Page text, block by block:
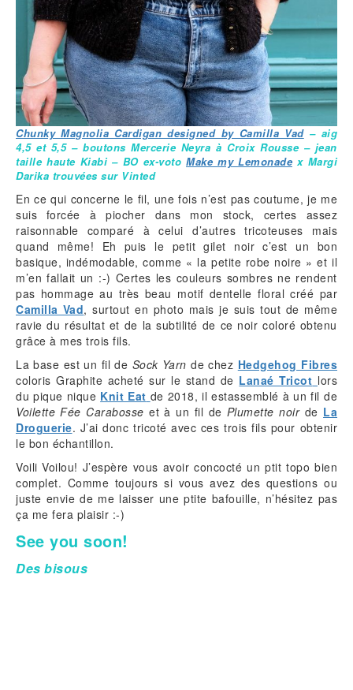
Chunky Magnolia Cardigan designed by Camilla Vad– aig
4,5 et 5,5 – boutons Mercerie Neyra à Croix Rousse – jean
taille haute Kiabi – BO ex-voto Make my Lemonade x Margi
Darika trouvées sur Vinted
En ce qui concerne le fil, une fois n’est pas coutume, je me
suis forcée à piocher dans mon stock, certes assez
raisonnable comparé à celui d’autres tricoteuses mais
quand même! Eh puis le petit gilet noir c’est un bon
basique, indémodable, comme « la petite robe noire » et il
m’en fallait un :-) Certes les couleurs sombres ne rendent
pas hommage au très beau motif dentelle floral créé par
Camilla Vad, surtout en photo mais je suis tout de même
ravie du résultat et de la subtilité de ce noir coloré obtenu
grâce à mes trois fils.
La base est un fil de Sock Yarn de chez Hedgehog Fibres
coloris Graphite acheté sur le stand de Lanaé Tricot lors
du pique nique Knit Eat de 2018, il estassemblé à un fil de
Voilette Fée Carabosse et à un fil de Plumette noirde La
Droguerie. J’ai donc tricoté avec ces trois fils pour obtenir
le bon échantillon.
Voili Voilou! J’espère vous avoir concocté un ptit topo bien
complet. Comme toujours si vous avez des questions ou
juste envie de me laisser une ptite bafouille, n’hésitez pas
ça me fera plaisir :-)
See you soon!
Des bisous